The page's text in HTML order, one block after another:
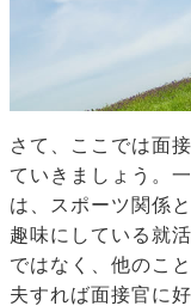
さて、ここでは面
ていきましょう。
は、スポーツ関係
趣味にしている就
ではなく、他のこ
夫すれば面接官に